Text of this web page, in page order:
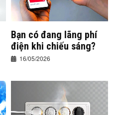
Bạn có đang lãng phí
điện khi chiếu sáng?
16/05/2026